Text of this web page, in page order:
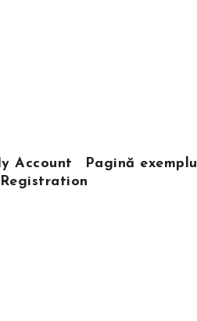
Account Pagină exemplu
Registration